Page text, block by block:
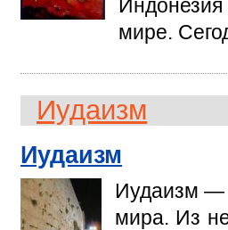
мире.
Иудаизм
Иудаизм
Иудаизм —
мира. Из